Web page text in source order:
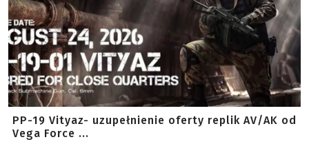
PP-19 Vityaz- uzupełnienie oferty replik AV/AK od
Vega Force ...